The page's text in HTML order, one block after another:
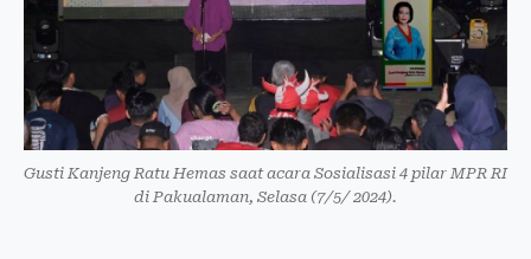
Gusti Kanjeng Ratu Hemas saat acara Sosialisasi 4 pilar MPR RI
di Pakualaman, Selasa (7/5/ 2024).